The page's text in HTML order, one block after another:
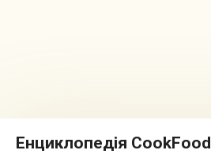
Енциклопедія CookFood